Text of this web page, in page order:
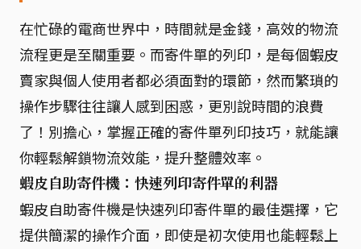
在忙碌的電商世界中，時間就是金錢，高效的物流
流程更是至關重要。而寄件單的列印，是每個蝦皮
賣家與個人使用者都必須面對的環節，然而繁瑣的
操作步驟往往讓人感到困惑，更別說時間的浪費
了！別擔心，掌握正確的寄件單列印技巧，就能讓
你輕鬆解鎖物流效能，提升整體效率。
蝦皮自助寄件機：快速列印寄件單的利器
蝦皮自助寄件機是快速列印寄件單的最佳選擇，它
提供簡潔的操作介面，即使是初次使用也能輕鬆上